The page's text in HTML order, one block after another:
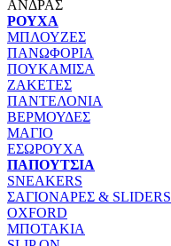
ΑΝΔΡΑΣ
ΡΟΥΧΑ
ΜΠΛΟΥΖΕΣ
ΠΑΝΩΦΟΡΙΑ
ΠΟΥΚΑΜΙΣΑ
ΖΑΚΕΤΕΣ
ΠΑΝΤΕΛΟΝΙΑ
ΒΕΡΜΟΥΔΕΣ
ΜΑΓΙΟ
ΕΣΩΡΟΥΧΑ
ΠΑΠΟΥΤΣΙΑ
SNEAKERS
ΣΑΓΙΟΝΑΡΕΣ & SLIDERS
OXFORD
ΜΠΟΤΑΚΙΑ